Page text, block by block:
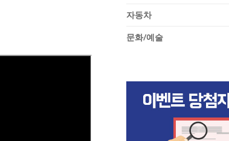
자동차
문화/예술